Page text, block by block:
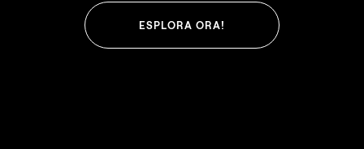
ESPLORA ORA!